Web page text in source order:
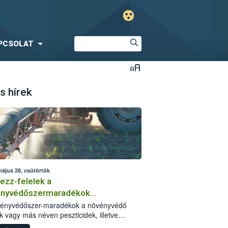
hírek
28, csütörtök
felelek a
kockázatáról
maradékok a növényvédő
vagy más néven peszticidek, illetve
kis mennyiségei, melyek a